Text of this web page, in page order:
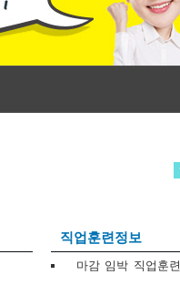
직업훈련정보
마감 임박 직업훈련